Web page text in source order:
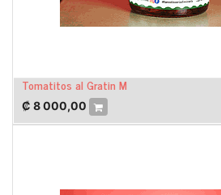
Tomatitos al Gratin M
₡ 8 000,00